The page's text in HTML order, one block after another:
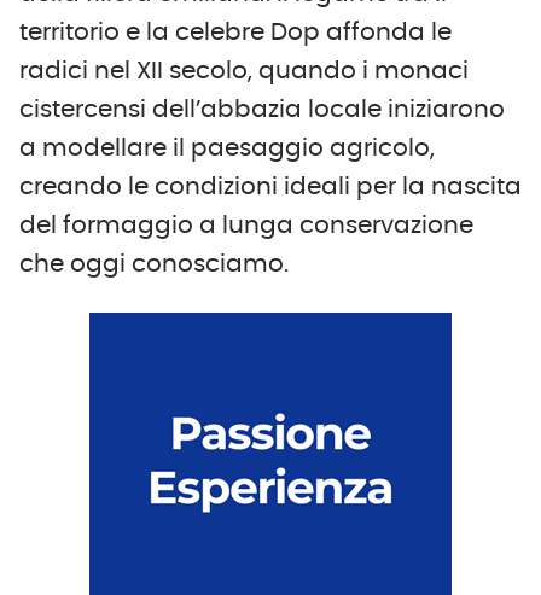
territorio e la celebre Dop affonda le
radici nel XII secolo, quando i monaci
cistercensi dell’abbazia locale iniziarono
a modellare il paesaggio agricolo,
creando le condizioni ideali per la nascita
del formaggio a lunga conservazione
che oggi conosciamo.